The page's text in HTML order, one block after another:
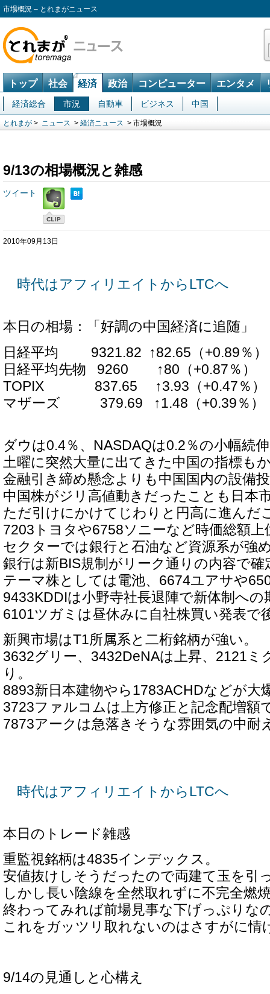
市場概況 – とれまがニュース
トップ 社会 経済 政治 コンピューター エンタメ
経済総合 市況 自動車 ビジネス 中国
とれまが > ニュース > 経済ニュース > 市場概況
9/13の相場概況と雑感
ツイート
2010年09月13日
時代はアフィリエイトからLTCへ
本日の相場：「好調の中国経済に追随」
日経平均 9321.82 ↑82.65（+0.89％）
日経平均先物 9260 ↑80（+0.87％）
TOPIX 837.65 ↑3.93（+0.47％）
マザーズ 379.69 ↑1.48（+0.39％）
ダウは0.4％、NASDAQは0.2％の小幅続
土曜に突然大量に出てきた中国の指標も
金融引き締め懸念よりも中国国内の設備
中国株がジリ高値動きだったことも日本
ただ引けにかけてじわりと円高に進んだ
7203トヨタや6758ソニーなど時価総額
セクターでは銀行と石油など資源系が強
銀行は新BIS規制がリーク通りの内容で
テーマ株としては電池、6674ユアサや
9433KDDIは小野寺社長退陣で新体制へ
6101ツガミは昼休みに自社株買い発表で
新興市場はT1所属系と二桁銘柄が強い。
3632グリー、3432DeNAは上昇、2121ミ
り。
8893新日本建物やら1783ACHDなどが大
3723ファルコムは上方修正と記念配増額
7873アークは急落きそうな雰囲気の中耐
時代はアフィリエイトからLTCへ
本日のトレード雑感
重監視銘柄は4835インデックス。
安値抜けしそうだったので両建て玉を引
しかし長い陰線を全然取れずに不完全燃
終わってみれば前場見事な下げっぷりな
これをガッツリ取れないのはさすがに情
9/14の見通しと心構え